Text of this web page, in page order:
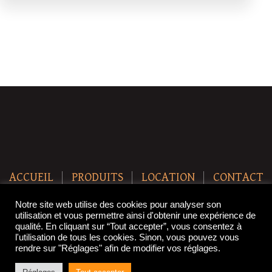
ACCUEIL PRODUITS LOCATION CONTACT
Copyright © 2021 SteakBreak. All Rights Reserved.
Notre site web utilise des cookies pour analyser son
utilisation et vous permettre ainsi d'obtenir une expérience de
qualité. En cliquant sur “Tout accepter”, vous consentez à
l'utilisation de tous les cookies. Sinon, vous pouvez vous
rendre sur "Réglages" afin de modifier vos réglages.